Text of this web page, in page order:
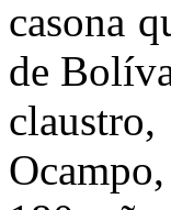
casona
de